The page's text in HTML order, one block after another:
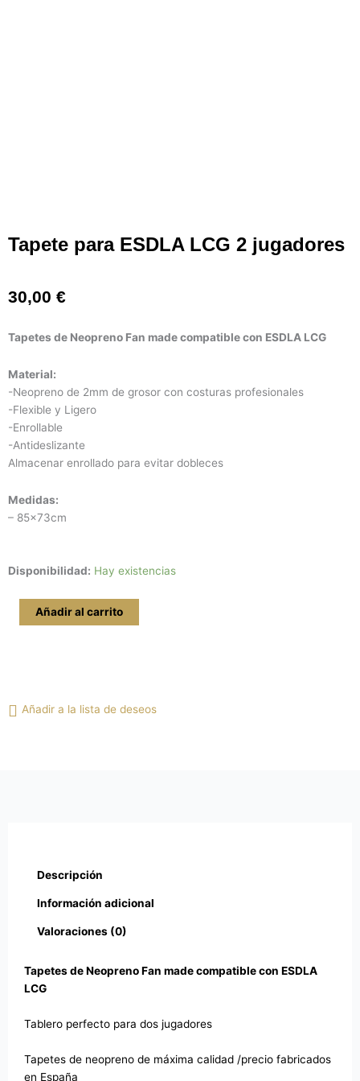
Tapete para ESDLA LCG 2 jugadores
30,00 €
Tapetes de Neopreno Fan made compatible con ESDLA LCG
Material:
-Neopreno de 2mm de grosor con costuras profesionales
-Flexible y Ligero
-Enrollable
-Antideslizante
Almacenar enrollado para evitar dobleces
Medidas:
– 85x73cm
Disponibilidad: Hay existencias
Tapete
ESDLA
LCG
Añadir al carrito
Añadir a la lista de deseos
Descripción
Información adicional
Valoraciones (0)
Tapetes de Neopreno Fan made compatible con ESDLA
LCG
Tablero perfecto para dos jugadores
Tapetes de neopreno de máxima calidad /precio fabricados
en España